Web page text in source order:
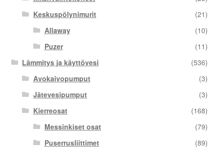
Keskuspölynimurit
(21)
Allaway
(10)
Puzer
(11)
Lämmitys ja käyttövesi
(536)
Avokaivopumput
(3)
Jätevesipumput
(3)
Kierreosat
(168)
Messinkiset osat
(79)
Puserrusliittimet
(89)